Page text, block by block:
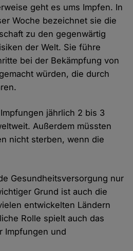
geht es ums Impfen. In
Woche bezeichnet sie die
zu den gegenwärtig
der Welt. Sie führe
bei der Bekämpfung von
würden, die durch
jährlich 2 bis 3
Außerdem müssten
nicht sterben, wenn die
Gesundheitsversorgung nur
Grund ist auch die
entwickelten Ländern
Rolle spielt auch das
Impfungen und